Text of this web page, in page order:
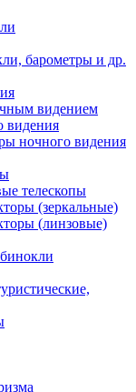
барометры и др.
видением
видения
ночного видения
телескопы
(зеркальные)
(линзовые)